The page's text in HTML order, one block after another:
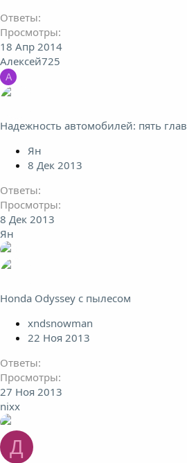
Ответы
Просмотры
18 Апр 2014
Алексей725
А
Надежность автомобилей: пять
Ян
8 Дек 2013
Ответы
Просмотры
8 Дек 2013
Ян
Honda Odyssey с пылесом
xndsnowman
22 Ноя 2013
Ответы
Просмотры
27 Ноя 2013
nixx
Д